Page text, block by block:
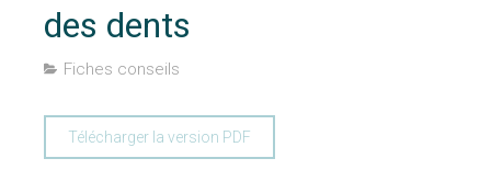
des dents
Fiches conseils
Télécharger la version PDF